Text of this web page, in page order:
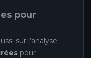
pour
sur l’analyse.
pour